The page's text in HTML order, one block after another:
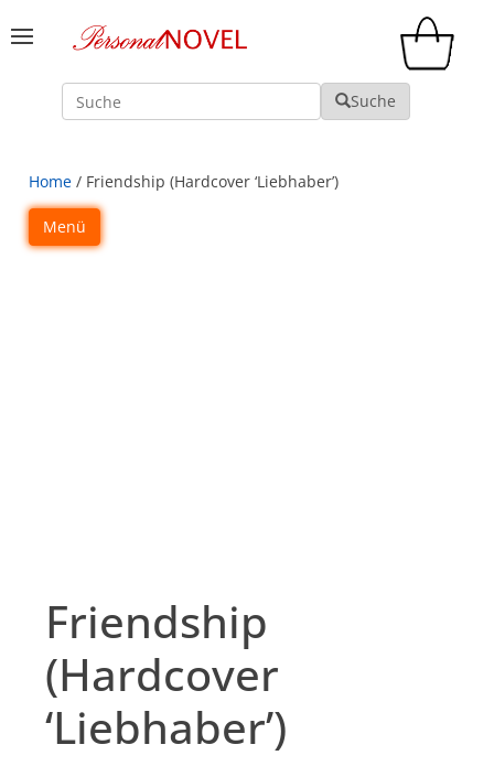
Suche Suche
Home / Friendship (Hardcover ‘Liebhaber’)
Menü
Friendship
(Hardcover
‘Liebhaber’)